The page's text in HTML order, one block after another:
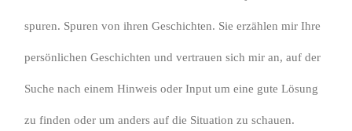
spuren. Spuren von ihren Geschichten. Sie erzählen mir Ihre
persönlichen Geschichten und vertrauen sich mir an, auf der
Suche nach einem Hinweis oder Input um eine gute Lösung
zu finden oder um anders auf die Situation zu schauen.